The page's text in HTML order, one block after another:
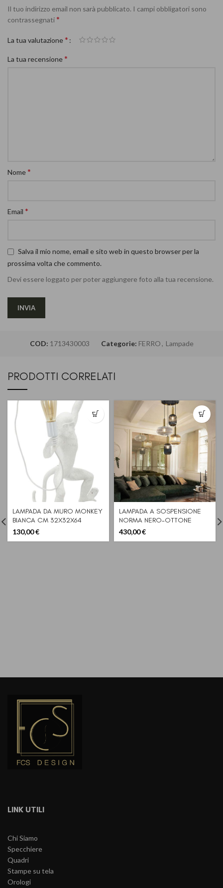
Il tuo indirizzo email non sarà pubblicato. I campi obbligatori sono
contrassegnati*
La tua valutazione*
La tua recensione*
Nome*
Email *
Salva il mio nome, email e sito web in questo browser per la
prossima volta che commento.
Devi essere loggato per poter aggiungere foto alla tua recensione.
COD: 1713430003 Categorie: FERRO, Lampade
PRODOTTI CORRELATI
LAMPADA DA MURO MONKEY
BIANCA CM 32X32X64
130,00€
LAMPADA A SOSPENSIONE
NORMA NERO-OTTONE
430,00€
LINK UTILI
Chi Siamo
Specchiere
Quadri
Stampe su tela
Orologi